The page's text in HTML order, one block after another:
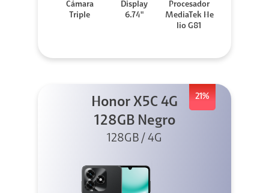
Cámara
Triple
Display
6.74"
Procesador
MediaTek He
lio G81
21%
Honor X5C 4G
128GB Negro
128GB / 4G